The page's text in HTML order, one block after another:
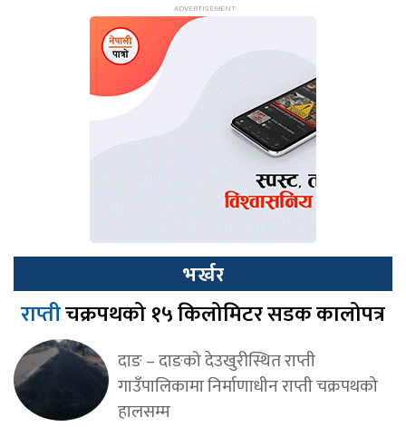
भर्खर
राप्तीचक्रपथको १५ किलोमिटर सडक कालोपत्र
दाङ – दाङको देउखुरीस्थित राप्ती
गाउँपालिकामा निर्माणाधीन राप्ती चक्रपथको
हालसम्म